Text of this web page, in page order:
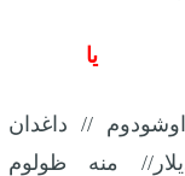
یا
// داغدان
منه